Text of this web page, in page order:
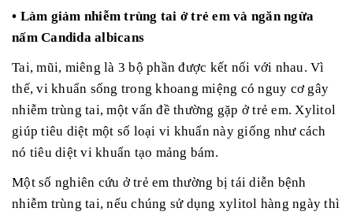
• Làm giảm nhiễm trùng tai ở trẻ em và ngăn ngừa
nấm Candida albicans
Tai, mũi, miêng là 3 bộ phần được kết nối với nhau. Vì
thế, vi khuẩn sống trong khoang miệng có nguy cơ gây
nhiễm trùng tai, một vấn đề thường gặp ở trẻ em. Xylitol
giúp tiêu diệt một số loại vi khuẩn này giống như cách
nó tiêu diệt vi khuẩn tạo mảng bám.
Một số nghiên cứu ở trẻ em thường bị tái diễn bệnh
nhiễm trùng tai, nếu chúng sử dụng xylitol hàng ngày thì